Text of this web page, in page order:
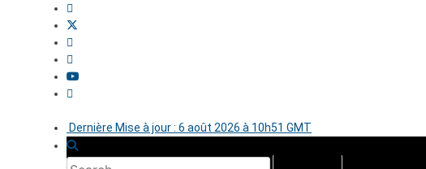
Dernière Mise à jour : 6 août 2026 à 10h51 GMT